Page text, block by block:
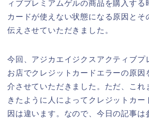
ィブプレミアムゲルの商品を購入する
カードが使えない状態になる原因とそ
伝えさせていただきました。
今回、アジカエイジクスアクティブプ
お店でクレジットカードエラーの原因
介させていただきました。ただ、これ
きたように人によってクレジットカー
因は違います。なので、今日の記事は